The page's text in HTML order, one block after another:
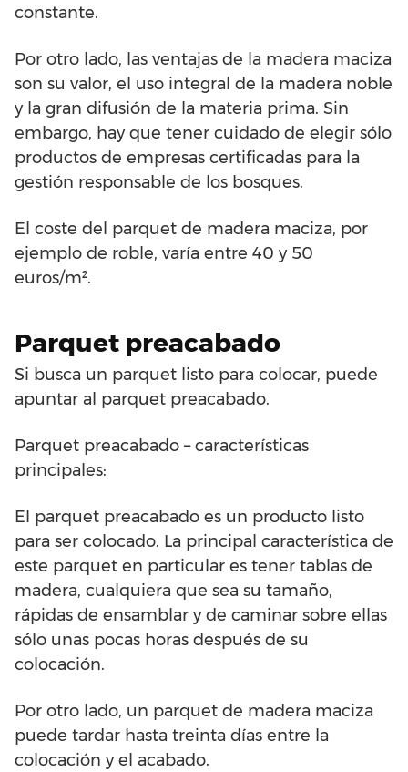
constante.
Por otro lado, las ventajas de la madera maciza
son su valor, el uso integral de la madera noble
y la gran difusión de la materia prima. Sin
embargo, hay que tener cuidado de elegir sólo
productos de empresas certificadas para la
gestión responsable de los bosques.
El coste del parquet de madera maciza, por
ejemplo de roble, varía entre 40 y 50
euros/m².
Parquet preacabado
Si busca un parquet listo para colocar, puede
apuntar al parquet preacabado.
Parquet preacabado – características
principales:
El parquet preacabado es un producto listo
para ser colocado. La principal característica de
este parquet en particular es tener tablas de
madera, cualquiera que sea su tamaño,
rápidas de ensamblar y de caminar sobre ellas
sólo unas pocas horas después de su
colocación.
Por otro lado, un parquet de madera maciza
puede tardar hasta treinta días entre la
colocación y el acabado.